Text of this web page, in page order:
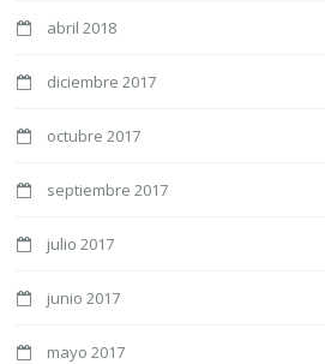
abril 2018
diciembre 2017
octubre 2017
septiembre 2017
julio 2017
junio 2017
mayo 2017